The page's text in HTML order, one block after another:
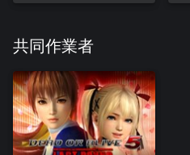
共同作業者